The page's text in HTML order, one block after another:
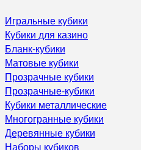
Игральные кубики
Кубики для казино
Бланк-кубики
Матовые кубики
Прозрачные кубики
Прозрачные-кубики
Кубики металлические
Многогранные кубики
Деревянные кубики
Наборы кубиков